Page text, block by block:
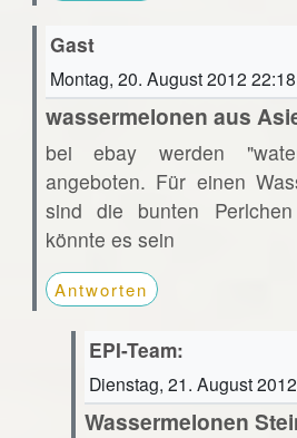
Gast
Montag, 20. August 2012 22:18
wassermelonen aus
bei ebay werden
angeboten. Für einen
sind die bunten
könnte es sein
Antworten
EPI-Team:
Dienstag, 21. August
Wassermelonen